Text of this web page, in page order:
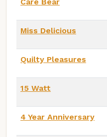
Miss Delicious
Quilty Pleasures
15 Watt
4 Year Anniversary